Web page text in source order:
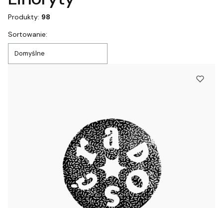
Produkty: 98
Lista produktów
Sortowanie:
Domyślne